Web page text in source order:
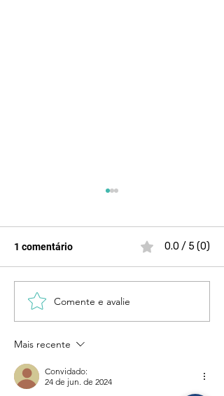
Lei Maria da Penha 20
anos depois
1 comentário 0.0 / 5 (0)
Comente e avalie
Mais recente
Convidado:
24 de jun. de 2024